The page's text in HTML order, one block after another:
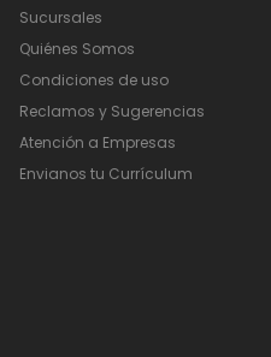
Sucursales
Quiénes Somos
Condiciones de uso
Reclamos y Sugerencias
Atención a Empresas
Envianos tu Currículum